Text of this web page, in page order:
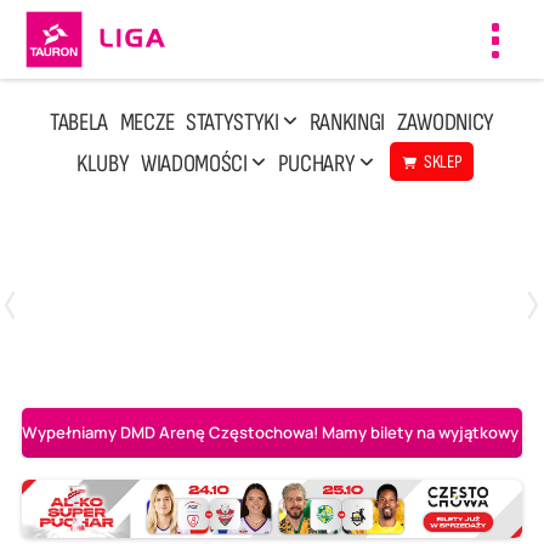
TABELA MECZE STATYSTYKI RANKINGI ZAWODNICY
KLUBY WIADOMOŚCI PUCHARY SKLEP
Wypełniamy DMD Arenę Częstochowa! Mamy bilety na wyjątkowy